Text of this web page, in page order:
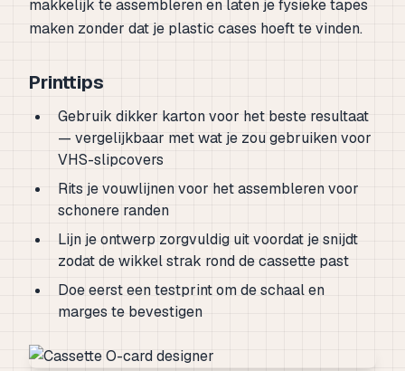
makkelijk te assembleren en laten je fysieke tapes
maken zonder dat je plastic cases hoeft te vinden.
Printtips
Gebruik dikker karton voor het beste resultaat
— vergelijkbaar met wat je zou gebruiken voor
VHS-slipcovers
Rits je vouwlijnen voor het assembleren voor
schonere randen
Lijn je ontwerp zorgvuldig uit voordat je snijdt
zodat de wikkel strak rond de cassette past
Doe eerst een testprint om de schaal en
marges te bevestigen